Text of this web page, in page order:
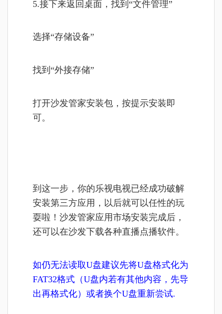
5.接下来返回桌面，找到“文件管理”
选择“存储设备”
找到“外接存储”
打开沙发管家安装包，按提示安装即
可。
到这一步，你的乐视电视已经成功破解
安装第三方应用，以后就可以任性的玩
耍啦！沙发管家应用市场安装完成后，
还可以在沙发下载各种直播点播软件。
如仍无法读取U盘建议先将U盘格式化为
FAT32格式（U盘内若有其他内容，先导
出再格式化）或者换个U盘重新尝试.